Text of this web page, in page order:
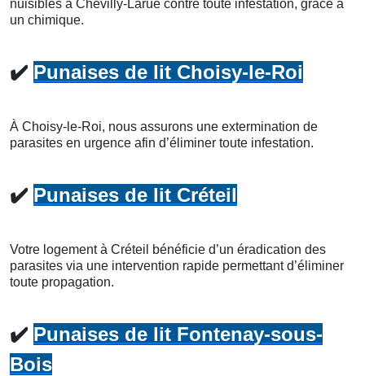
nuisibles à Chevilly-Larue contre toute infestation, grâce à
un chimique.
✔️ Punaises de lit Choisy-le-Roi
À Choisy-le-Roi, nous assurons une extermination de
parasites en urgence afin d’éliminer toute infestation.
✔️ Punaises de lit Créteil
Votre logement à Créteil bénéficie d’un éradication des
parasites via une intervention rapide permettant d’éliminer
toute propagation.
✔️ Punaises de lit Fontenay-sous-
Bois